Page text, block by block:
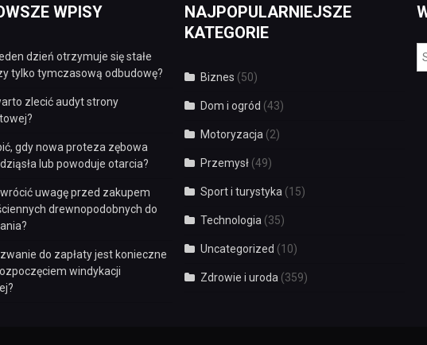
WPISY
dzień otrzymuje się stałe
tylko tymczasową odbudowę?
zlecić audyt strony
gdy nowa proteza zębowa
lub powoduje otarcia?
uwagę przed zakupem
drewnopodobnych do
do zapłaty jest konieczne
windykacji
NAJPOPULARNIEJSZE
KATEGORIE
Biznes (50)
Dom i ogród (43)
Motoryzacja (2)
Przemysł(49)
Sport i turystyka (15)
Technologia (35)
Uncategorized (10)
Zdrowie i uroda (359)